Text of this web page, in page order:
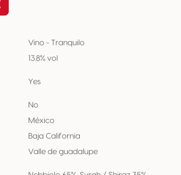
Vino - Tranquilo
13.8% vol
Yes
No
México
Baja California
Valle de guadalupe